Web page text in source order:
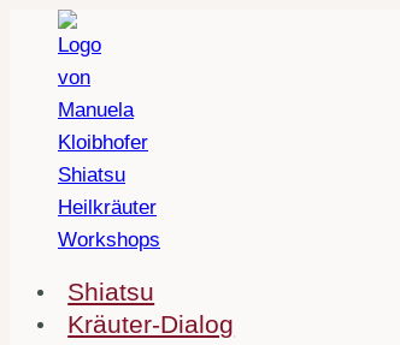
springen
Shiatsu
Kräuter-Dialog